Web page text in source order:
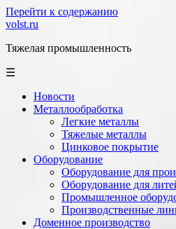
Перейти к содержанию
volst.ru
Тяжелая промышленность
☰
Новости
Металлообработка
Легкие металлы
Тяжелые металлы
Цинковое покрытие
Оборудование
Оборудование для
Оборудование для
Промышленное
Производственные
Доменное производство